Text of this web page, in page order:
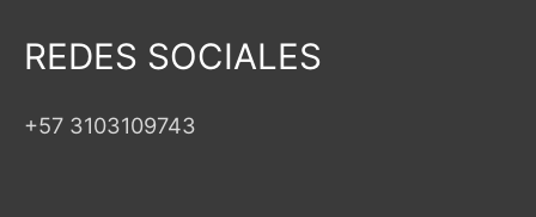
REDES SOCIALES
+57 3103109743